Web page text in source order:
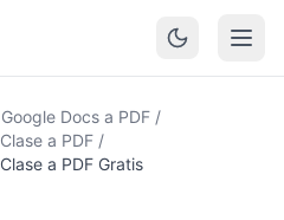
Docs a PDF /
a PDF /
a PDF Gratis